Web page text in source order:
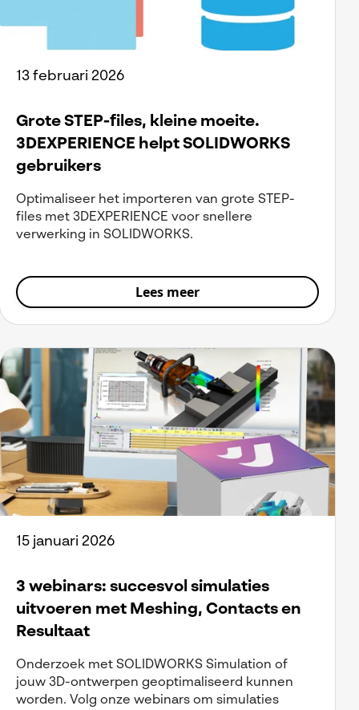
13 februari 2026
Grote STEP-files, kleine moeite.
3DEXPERIENCE helpt SOLIDWORKS
gebruikers
Optimaliseer het importeren van grote STEP-
files met 3DEXPERIENCE voor snellere
verwerking in SOLIDWORKS.
Lees meer
15 januari 2026
3 webinars: succesvol simulaties
uitvoeren met Meshing, Contacts en
Resultaat
Onderzoek met SOLIDWORKS Simulation of
jouw 3D-ontwerpen geoptimaliseerd kunnen
worden. Volg onze webinars om simulaties